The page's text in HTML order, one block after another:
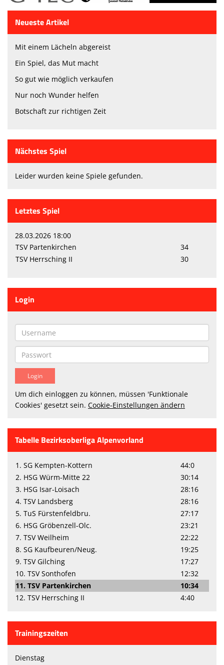
Neueste Artikel
Mit einem Lächeln abgereist
Ein Spiel, das Mut macht
So gut wie möglich verkaufen
Nur noch Wunder helfen
Botschaft zur richtigen Zeit
Nächstes Spiel
Leider wurden keine Spiele gefunden.
Letztes Spiel
28.03.2026 18:00
TSV Partenkirchen
34
TSV Herrsching II
30
Login
Um dich einloggen zu können, müssen 'Funktionale
Cookies' gesetzt sein. Cookie-Einstellungen ändern
Tabelle Bezirksoberliga Alpenvorland
1. SG Kempten-Kottern
44:0
2. HSG Würm-Mitte 22
30:14
3. HSG Isar-Loisach
28:16
4. TSV Landsberg
28:16
5. TuS Fürstenfeldbru.
27:17
6. HSG Gröbenzell-Olc.
23:21
7. TSV Weilheim
22:22
8. SG Kaufbeuren/Neug.
19:25
9. TSV Gilching
17:27
10. TSV Sonthofen
12:32
11. TSV Partenkirchen
10:34
12. TSV Herrsching II
4:40
Trainingszeiten
Dienstag